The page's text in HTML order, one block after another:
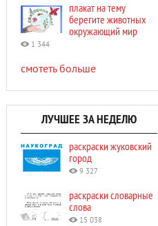
плакат на тему
берегите животных
окружающий мир
1 344
смотеть больше
ЛУЧШЕЕ ЗА НЕДЕЛЮ
раскраски жуковский
город
9 327
раскраски словарные
слова
15 038